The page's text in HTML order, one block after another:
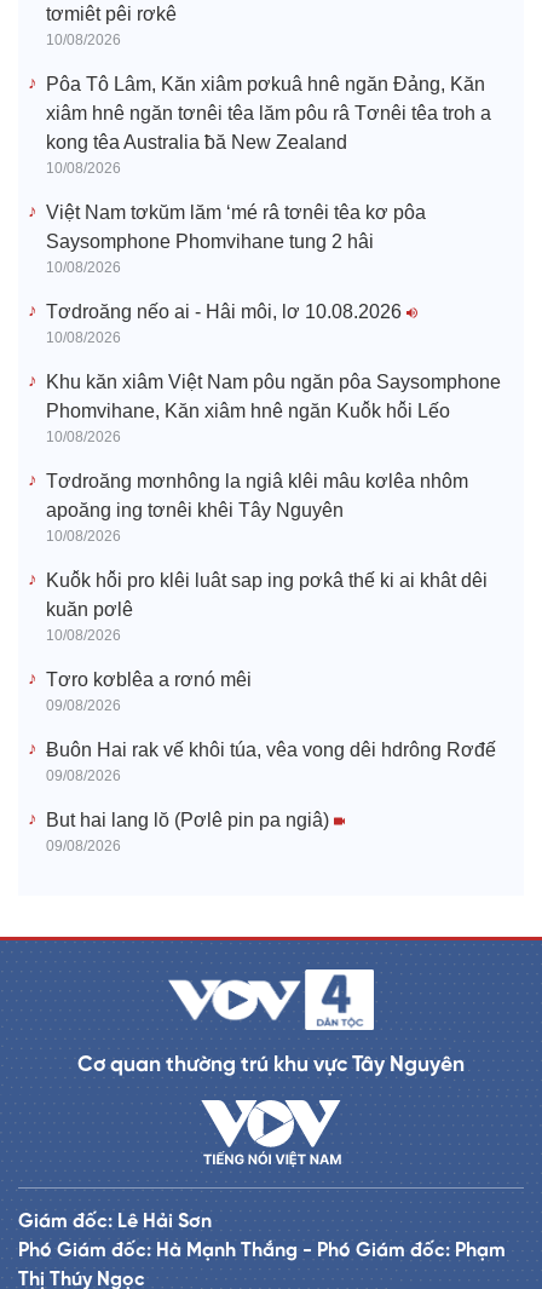
tơmiêt pêi rơkê
10/08/2026
Pôa Tô Lâm, Kăn xiâm pơkuâ hnê ngăn Đảng, Kăn
xiâm hnê ngăn tơnêi têa lăm pôu râ Tơnêi têa troh a
kong têa Australia ƀă New Zealand
10/08/2026
Việt Nam tơkŭm lăm ‘mé râ tơnêi têa kơ pôa
Saysomphone Phomvihane tung 2 hâi
10/08/2026
Tơdroăng nếo ai - Hâi môi, lơ 10.08.2026
10/08/2026
Khu kăn xiâm Việt Nam pôu ngăn pôa Saysomphone
Phomvihane, Kăn xiâm hnê ngăn Kuô̆k hô̆i Lếo
10/08/2026
Tơdroăng mơnhông la ngiâ klêi mâu kơlêa nhôm
apoăng ing tơnêi khêi Tây Nguyên
10/08/2026
Kuô̆k hô̆i pro klêi luât sap ing pơkâ thế ki ai khât dêi
kuăn pơlê
10/08/2026
Tơro kơblêa a rơnó mêi
09/08/2026
Ƀuôn Hai rak vế khôi túa, vêa vong dêi hdrông Rơđế
09/08/2026
But hai lang lŏ (Pơlê pin pa ngiâ)
09/08/2026
Cơ quan thường trú khu vực Tây Nguyên
Giám đốc: Lê Hải Sơn
Phó Giám đốc: Hà Mạnh Thắng - Phó Giám đốc: Phạm
Thị Thúy Ngọc